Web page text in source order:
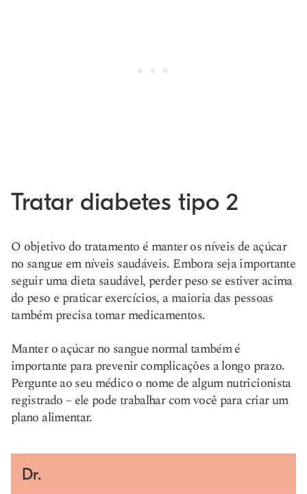
Tratar diabetes tipo 2
O objetivo do tratamento é manter os níveis de açúcar
no sangue em níveis saudáveis. Embora seja importante
seguir uma dieta saudável, perder peso se estiver acima
do peso e praticar exercícios, a maioria das pessoas
também precisa tomar medicamentos.
Manter o açúcar no sangue normal também é
importante para prevenir complicações a longo prazo.
Pergunte ao seu médico o nome de algum nutricionista
registrado – ele pode trabalhar com você para criar um
plano alimentar.
Dr.